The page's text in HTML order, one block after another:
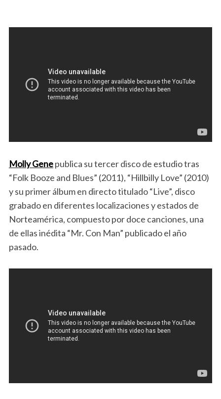
Molly Genepublica su tercer disco de estudio tras
“Folk Booze and Blues” (2011), “Hillbilly Love” (2010)
y su primer álbum en directo titulado “Live”, disco
grabado en diferentes localizaciones y estados de
Norteamérica, compuesto por doce canciones, una
de ellas inédita “Mr. Con Man” publicado el año
pasado.